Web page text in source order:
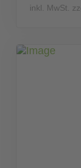
inkl. MwSt.